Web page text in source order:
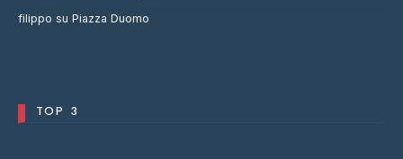
filippo su Piazza Duomo
TOP 3